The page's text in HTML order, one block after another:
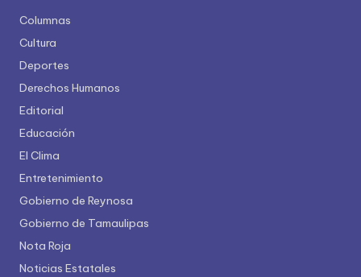
Columnas
Cultura
Deportes
Derechos Humanos
Editorial
Educación
El Clima
Entretenimiento
Gobierno de Reynosa
Gobierno de Tamaulipas
Nota Roja
Noticias Estatales